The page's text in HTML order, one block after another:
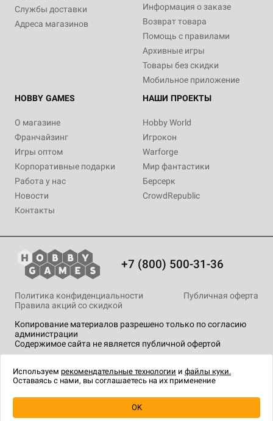
Службы доставки
Адреса магазинов
Информация о заказе
Возврат товара
Помощь с правилами
Архивные игры
Товары без скидки
Мобильное приложение
HOBBY GAMES
О магазине
Франчайзинг
Игры оптом
Корпоративные подарки
Работа у нас
Новости
Контакты
НАШИ ПРОЕКТЫ
Hobby World
Игрокон
Warforge
Мир фантастики
Берсерк
CrowdRepublic
+7 (800) 500-31-36
Копирование материалов разрешено только по согласию
администрации
Содержимое сайта не является публичной офертой
Политика конфиденциальности
Публичная оферта
Правила акций со скидкой
технологии .
Используем рекомендательные технологии и файлы куки.
Оставаясь с нами, вы соглашаетесь на их применение
OK